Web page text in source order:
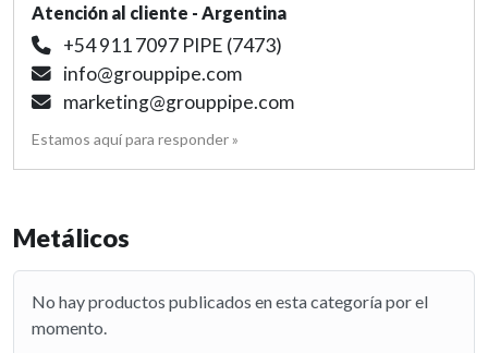
Atención al cliente - Argentina
+54 911 7097 PIPE (7473)
info@grouppipe.com
marketing@grouppipe.com
Estamos aquí para responder »
Metálicos
No hay productos publicados en esta categoría por el
momento.